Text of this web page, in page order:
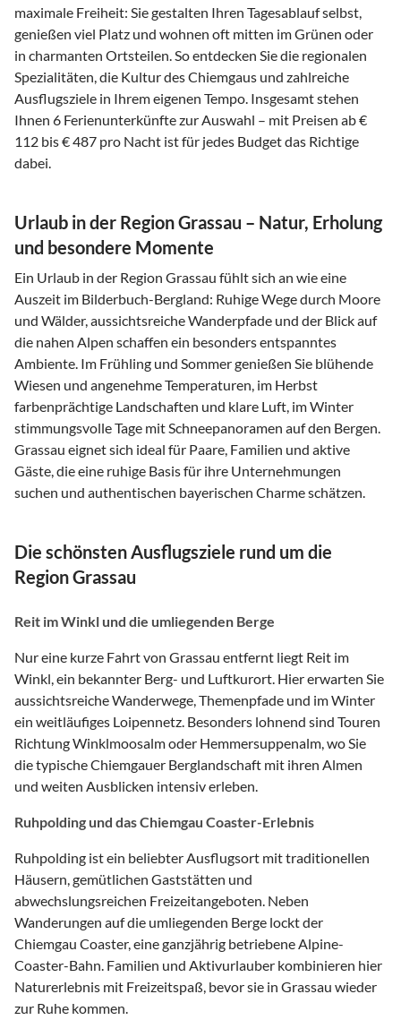
maximale Freiheit: Sie gestalten Ihren Tagesablauf selbst,
genießen viel Platz und wohnen oft mitten im Grünen oder
in charmanten Ortsteilen. So entdecken Sie die regionalen
Spezialitäten, die Kultur des Chiemgaus und zahlreiche
Ausflugsziele in Ihrem eigenen Tempo. Insgesamt stehen
Ihnen 6 Ferienunterkünfte zur Auswahl – mit Preisen ab €
112 bis € 487 pro Nacht ist für jedes Budget das Richtige
dabei.
Urlaub in der Region Grassau – Natur, Erholung
und besondere Momente
Ein Urlaub in der Region Grassau fühlt sich an wie eine
Auszeit im Bilderbuch-Bergland: Ruhige Wege durch Moore
und Wälder, aussichtsreiche Wanderpfade und der Blick auf
die nahen Alpen schaffen ein besonders entspanntes
Ambiente. Im Frühling und Sommer genießen Sie blühende
Wiesen und angenehme Temperaturen, im Herbst
farbenprächtige Landschaften und klare Luft, im Winter
stimmungsvolle Tage mit Schneepanoramen auf den Bergen.
Grassau eignet sich ideal für Paare, Familien und aktive
Gäste, die eine ruhige Basis für ihre Unternehmungen
suchen und authentischen bayerischen Charme schätzen.
Die schönsten Ausflugsziele rund um die
Region Grassau
Reit im Winkl und die umliegenden Berge
Nur eine kurze Fahrt von Grassau entfernt liegt Reit im
Winkl, ein bekannter Berg- und Luftkurort. Hier erwarten Sie
aussichtsreiche Wanderwege, Themenpfade und im Winter
ein weitläufiges Loipennetz. Besonders lohnend sind Touren
Richtung Winklmoosalm oder Hemmersuppenalm, wo Sie
die typische Chiemgauer Berglandschaft mit ihren Almen
und weiten Ausblicken intensiv erleben.
Ruhpolding und das Chiemgau Coaster-Erlebnis
Ruhpolding ist ein beliebter Ausflugsort mit traditionellen
Häusern, gemütlichen Gaststätten und
abwechslungsreichen Freizeitangeboten. Neben
Wanderungen auf die umliegenden Berge lockt der
Chiemgau Coaster, eine ganzjährig betriebene Alpine-
Coaster-Bahn. Familien und Aktivurlauber kombinieren hier
Naturerlebnis mit Freizeitspaß, bevor sie in Grassau wieder
zur Ruhe kommen.